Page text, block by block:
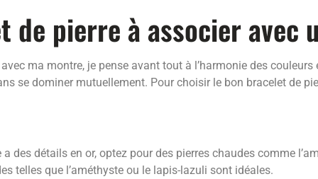
de pierre à associer avec
ma montre, je pense avant tout à l’harmonie des
se dominer mutuellement. Pour choisir le bon bracelet de
des détails en or, optez pour des pierres chaudes comme
telles que l’améthyste ou le lapis-lazuli sont idéales.